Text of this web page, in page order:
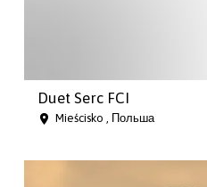
Duet Serc FCI
Mieścisko , Польша